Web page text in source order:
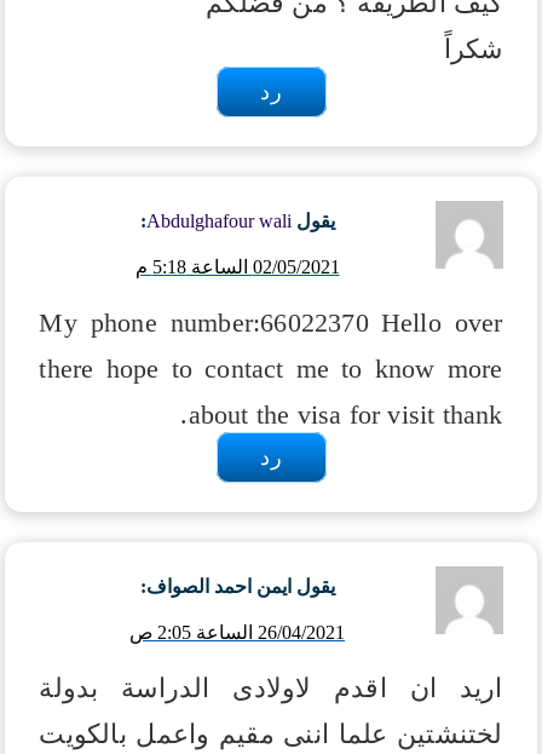
شكراً
رد
يقول Abdulghafour wali
:
02/05/2021 الساعة 5:18 م
My phone number:66022370 Hello over
there hope to contact me to know more
about the visa for visit thank.
رد
يقول ايمن احمد الصواف:
26/04/2021 الساعة 2:05 ص
اريد ان اقدم لاولادى الدراسة بدولة
لختنشتين علما اننى مقيم واعمل بالكويت